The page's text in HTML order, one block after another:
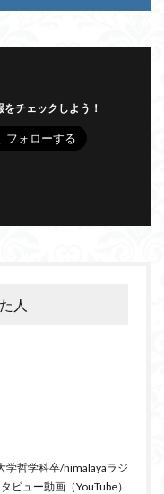
をチェックしよう！
人
学哲学科卒/himalayaラジ
ビュー動画（YouTube）